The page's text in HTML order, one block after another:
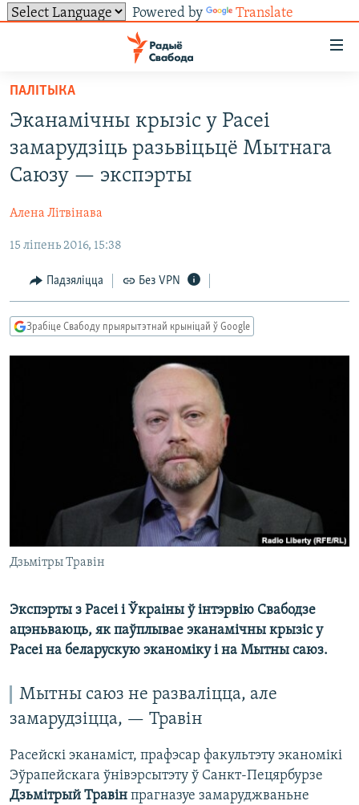
Powered by Translate
ўнівэрсальнага
доступу
Перайсьці
да
галоўнага
зьместу
Перайсьці
да
навігацыі
Перайсьці
пошуку
ЭКАНОМІКА
ВАЙНА
ПАЛІТВЯЗЬНІ
ТОЛЬКІ НА СВАБОДЗЕ
ПАДКАСТЫ
КНІГІ
PREMIUM
СУВЯЗЬ
ПАДКАСТЫ
FACEBOOK
ПАЛІТЫКА
Эканамічны крызіс у Расеі
замарудзіць разьвіцьцё Мытнага
Саюзу — экспэрты
Алена Літвінава
15 ліпень 2016, 15:38
Падзяліцца Без VPN
Зрабіце Свабоду прыярытэтнай крыніцай ў Google
Дзьмітры Травін
Экспэрты з Расеі і Ўкраіны ў інтэрвію Свабодзе
ацэньваюць, як паўплывае эканамічны крызіс у
Расеі на беларускую эканоміку і на Мытны саюз.
Мытны саюз не разваліцца, але
замарудзіцца, — Травін
Расейскі эканаміст, прафэсар факультэту эканомікі
Эўрапейскага ўнівэрсытэту ў Санкт-Пецярбурзе
Дзьмітрый Травін прагназуе замаруджваньне